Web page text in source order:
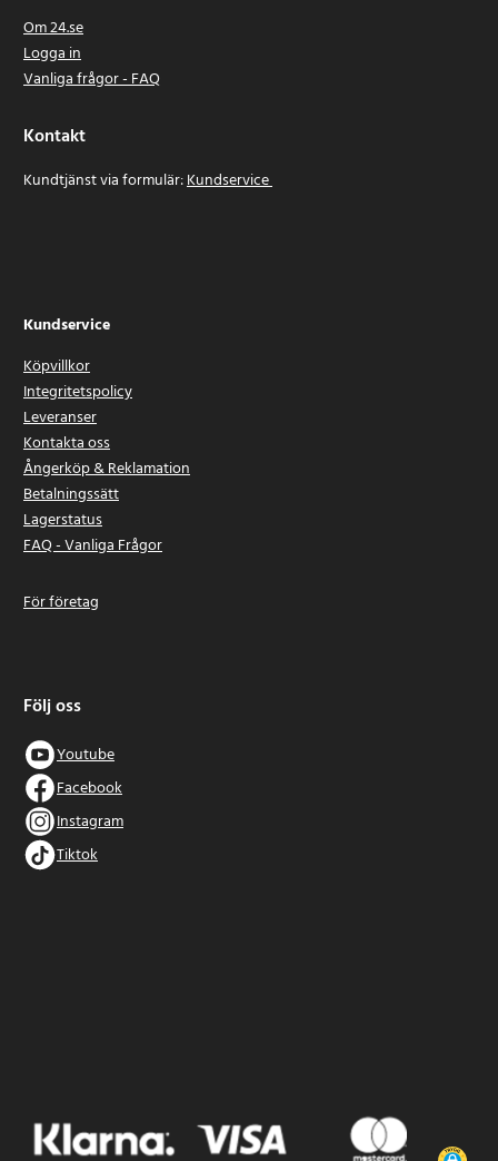
Om 24.se
Logga in
Vanliga frågor - FAQ
Kontakt
Kundtjänst via formulär:Kundservice
Kundservice
Köpvillkor
Integritetspolicy
Leveranser
Kontakta oss
Ångerköp & Reklamation
Betalningssätt
Lagerstatus
FAQ - Vanliga Frågor
För företag
Följ oss
Youtube
Facebook
Instagram
Tiktok